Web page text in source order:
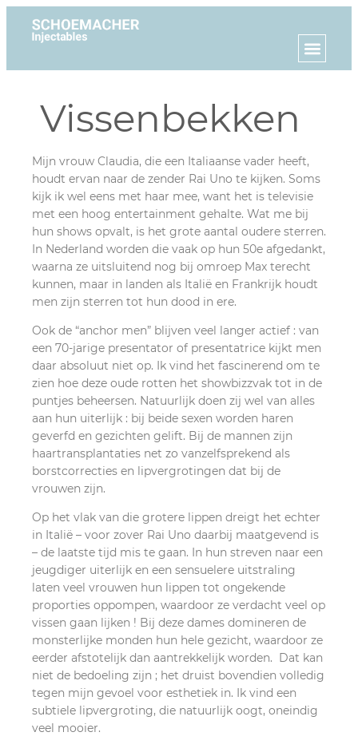
Vissenbekken
Mijn vrouw Claudia, die een Italiaanse vader heeft,
houdt ervan naar de zender Rai Uno te kijken. Soms
kijk ik wel eens met haar mee, want het is televisie
met een hoog entertainment gehalte. Wat me bij
hun shows opvalt, is het grote aantal oudere sterren.
In Nederland worden die vaak op hun 50e afgedankt,
waarna ze uitsluitend nog bij omroep Max terecht
kunnen, maar in landen als Italië en Frankrijk houdt
men zijn sterren tot hun dood in ere.
Ook de “anchor men” blijven veel langer actief : van
een 70-jarige presentator of presentatrice kijkt men
daar absoluut niet op. Ik vind het fascinerend om te
zien hoe deze oude rotten het showbizzvak tot in de
puntjes beheersen. Natuurlijk doen zij wel van alles
aan hun uiterlijk : bij beide sexen worden haren
geverfd en gezichten gelift. Bij de mannen zijn
haartransplantaties net zo vanzelfsprekend als
borstcorrecties en lipvergrotingen dat bij de
vrouwen zijn.
Op het vlak van die grotere lippen dreigt het echter
in Italië – voor zover Rai Uno daarbij maatgevend is
– de laatste tijd mis te gaan. In hun streven naar een
jeugdiger uiterlijk en een sensuelere uitstraling
laten veel vrouwen hun lippen tot ongekende
proporties oppompen, waardoor ze verdacht veel op
vissen gaan lijken ! Bij deze dames domineren de
monsterlijke monden hun hele gezicht, waardoor ze
eerder afstotelijk dan aantrekkelijk worden. Dat kan
niet de bedoeling zijn ; het druist bovendien volledig
tegen mijn gevoel voor esthetiek in. Ik vind een
subtiele lipvergroting, die natuurlijk oogt, oneindig
veel mooier.